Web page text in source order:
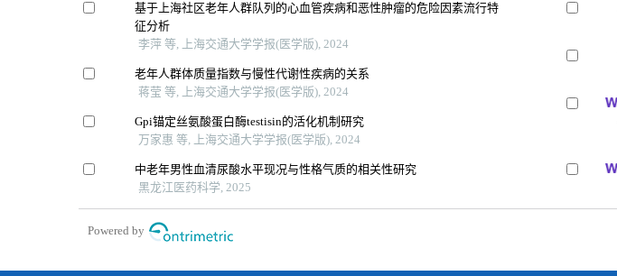
基于上海社区老年人群队列的心血管疾病和恶性肿瘤的危险因素流行特
征分析
李萍 等, 上海交通大学学报(医学版), 2024
老年人群体质量指数与慢性代谢性疾病的关系
蒋莹 等, 上海交通大学学报(医学版), 2024
Gpi锚定丝氨酸蛋白酶testisin的活化机制研究
万家惠 等, 上海交通大学学报(医学版), 2024
中老年男性血清尿酸水平现况与性格气质的相关性研究
黑龙江医药科学, 2025
Powered by